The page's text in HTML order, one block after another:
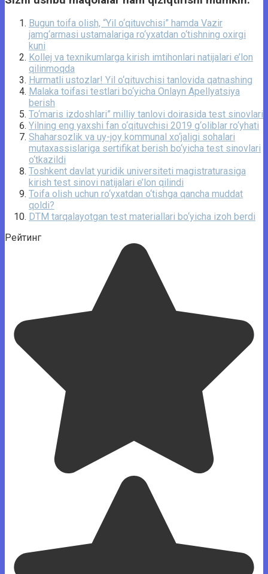
Bugun toifa olish, “Yil o‘qituvchisi” hamda Vazir
jamg‘armasi ustamalariga ro‘yxatdan o‘tishning oxirgi
kuni
Kollej va texnikumlarga kirish imtihonlari natijalari e’lon
qilinmoqda
Hurmatli ustozlar! Yil o‘qituvchisi tanlovida qatnashing
Malaka toifasi testlari bo‘yicha Onlayn Apellyatsiya
berish
To‘maris izdoshlari” milliy tanlovi doirasida test sinovlari
Yilning eng yaxshi fan o‘qituvchisi 2019 g‘oliblar ro‘yhati
Shaharsozlik va uy-joy kommunal xo‘jaligi sohalari
mutaxassislariga sertifikat berish bo‘yicha test sinovlari
o‘tkazildi
Toshkent davlat yuridik universiteti magistraturasiga
kirish test sinovi natijalari e’lon qilindi
Toifa olish uchun ro‘yxatdan o‘tishga qancha muddat
qoldi?
DTM tarqalayotgan test materiallari bo‘yicha izoh berdi
Рейтинг